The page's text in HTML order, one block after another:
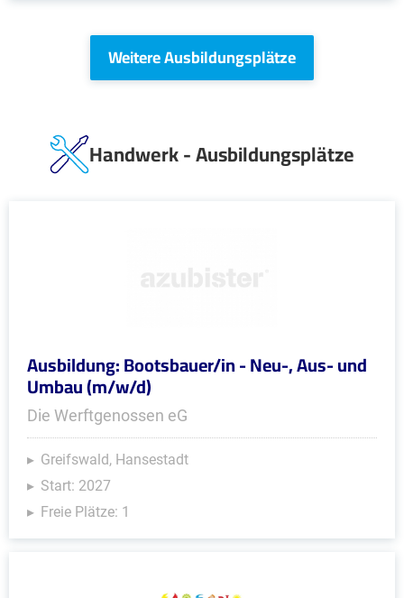
Weitere Ausbildungsplätze
Handwerk - Ausbildungsplätze
Ausbildung: Bootsbauer/in - Neu-, Aus- und
Umbau (m/w/d)
Die Werftgenossen eG
Greifswald, Hansestadt
Start: 2027
Freie Plätze: 1